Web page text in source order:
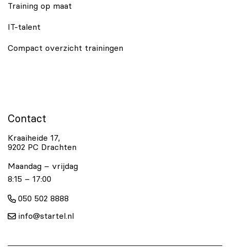
Training op maat
IT-talent
Compact overzicht trainingen
Contact
Kraaiheide 17,
9202 PC Drachten
Maandag – vrijdag
8:15 – 17:00
050 502 8888
info@startel.nl